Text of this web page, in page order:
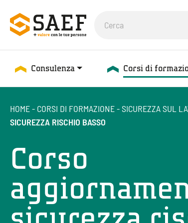
Consulenza Corsi di
HOME- CORSI DI FORMAZIONE-SICUREZZA SUL
SICUREZZA RISCHIO BASSO
Corso